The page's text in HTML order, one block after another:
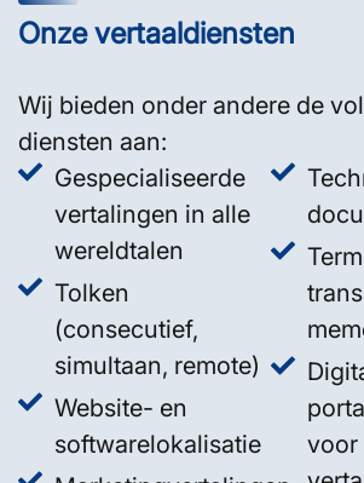
Onze vertaaldiensten
Wij bieden onder andere de
diensten aan:
Gespecialiseerde
vertalingen in alle
wereldtalen
Tolken
(consecutief,
simultaan, remote)
Website- en
softwarelokalisatie
voor